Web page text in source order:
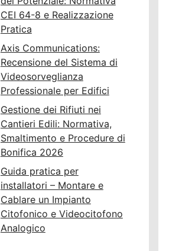
CEI 64-8 e Realizzazione
Pratica
Axis Communications:
Recensione del Sistema di
Videosorveglianza
Professionale per Edifici
Gestione dei Rifiuti nei
Cantieri Edili: Normativa,
Smaltimento e Procedure di
Bonifica 2026
Guida pratica per
installatori – Montare e
Cablare un Impianto
Citofonico e Videocitofono
Analogico